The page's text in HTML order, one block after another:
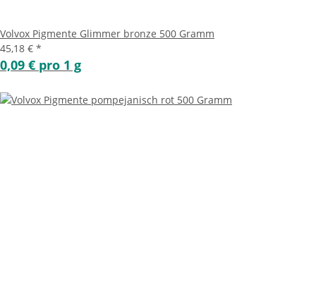
Volvox Pigmente Glimmer bronze 500 Gramm
45,18 € *
0,09 € pro 1 g